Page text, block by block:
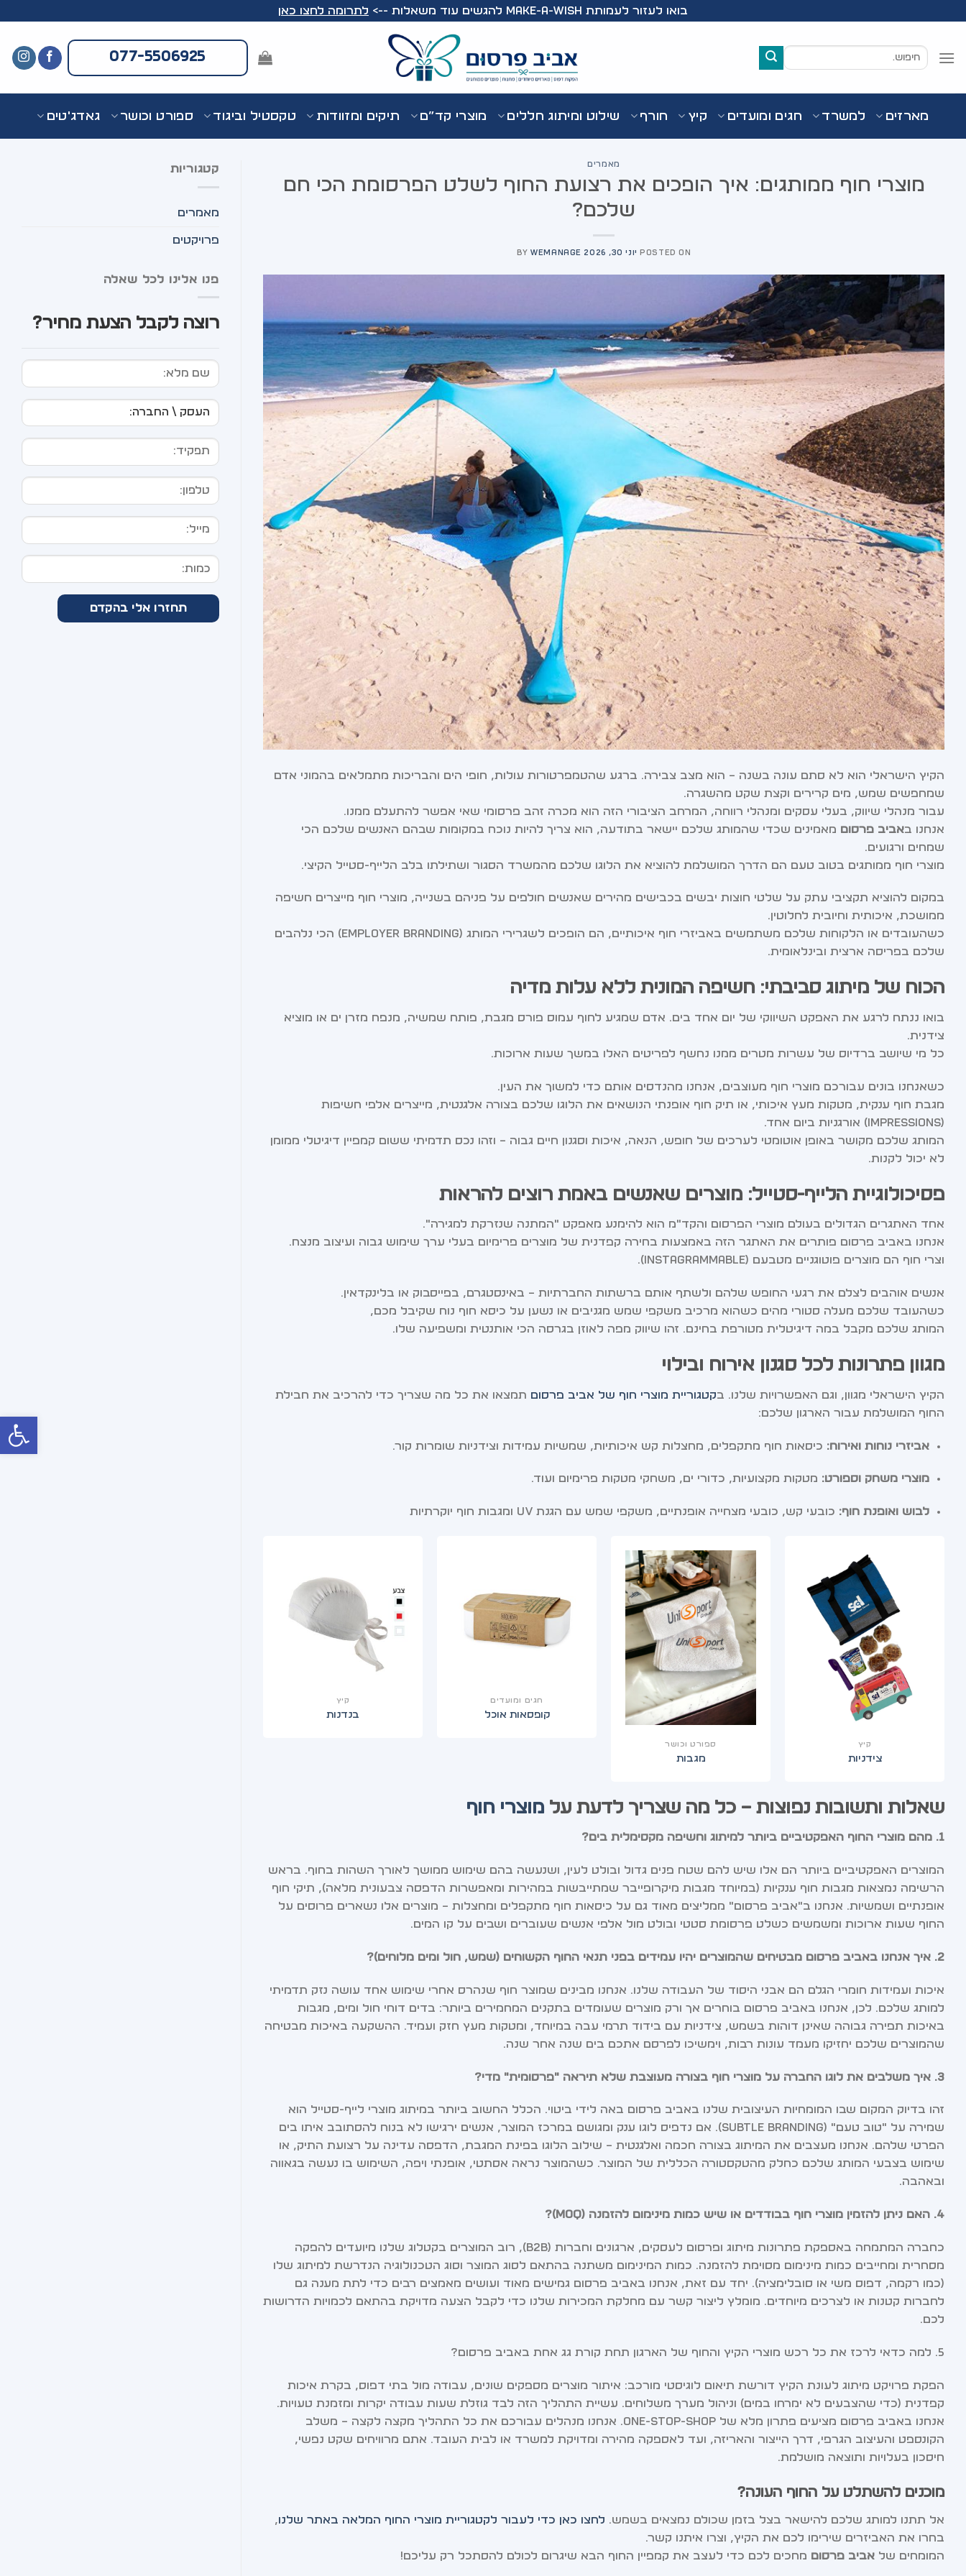
פתח
content
בואו לעזור לעמותת Make-A-Wish להגשים עוד משאלות --> לתרומה לחצו כאן
חיפוש
עבור:
077-5506925
מארזים למשרד חגים ומועדים קיץ חורף שילוט ומיתוג חללים מוצרי קד”ם תיקים ומזוודות טקסטיל וביגוד ספורט וכושר גאדג'טים
מאמרים
מוצרי חוף ממותגים: איך הופכים את רצועת החוף לשלט הפרסומת הכי חם
שלכם?
POSTED ON יוני 30, 2026 BYWEMANAGE
הקיץ הישראלי הוא לא סתם עונה בשנה – הוא מצב צבירה. ברגע שהטמפרטורות עולות, חופי הים והבריכות מתמלאים בהמוני אדם
שמחפשים שמש, מים קרירים וקצת שקט מהשגרה.
עבור מנהלי שיווק, בעלי עסקים ומנהלי רווחה, המרחב הציבורי הזה הוא מכרה זהב פרסומי שאי אפשר להתעלם ממנו.
אנחנו באביב פרסום מאמינים שכדי שהמותג שלכם יישאר בתודעה, הוא צריך להיות נוכח במקומות שבהם האנשים שלכם הכי
שמחים ורגועים.
מוצרי חוף ממותגים בטוב טעם הם הדרך המושלמת להוציא את הלוגו שלכם מהמשרד הסגור ושתילתו בלב הלייף-סטייל הקיצי.
במקום להוציא תקציבי עתק על שלטי חוצות יבשים בכבישים מהירים שאנשים חולפים על פניהם בשנייה, מוצרי חוף מייצרים חשיפה
ממושכת, איכותית וחיובית לחלוטין.
כשהעובדים או הלקוחות שלכם משתמשים באביזרי חוף איכותיים, הם הופכים לשגרירי המותג (Employer Branding) הכי נלהבים
שלכם בפריסה ארצית ובינלאומית.
הכוח של מיתוג סביבתי: חשיפה המונית ללא עלות מדיה
בואו ננתח לרגע את האפקט השיווקי של יום אחד בים. אדם שמגיע לחוף עמוס פורס מגבת, פותח שמשיה, מנפח מזרן ים או מוציא
צידנית.
כל מי שיושב ברדיוס של עשרות מטרים ממנו נחשף לפריטים האלו במשך שעות ארוכות.
כשאנחנו בונים עבורכם מוצרי חוף מעוצבים, אנחנו מהנדסים אותם כדי למשוך את העין.
מגבת חוף ענקית, מטקות מעץ איכותי, או תיק חוף אופנתי הנושאים את הלוגו שלכם בצורה אלגנטית, מייצרים אלפי חשיפות
(Impressions) אורגניות ביום אחד.
המותג שלכם מקושר באופן אוטומטי לערכים של חופש, הנאה, איכות וסגנון חיים גבוה – וזהו נכס תדמיתי ששום קמפיין דיגיטלי ממומן
לא יכול לקנות.
פסיכולוגיית הלייף-סטייל: מוצרים שאנשים באמת רוצים להראות
אחד האתגרים הגדולים בעולם מוצרי הפרסום והקד"מ הוא להימנע מאפקט "המתנה שנזרקת למגירה".
אנחנו באביב פרסום פותרים את האתגר הזה באמצעות בחירה קפדנית של מוצרים פרימיום בעלי ערך שימוש גבוה ועיצוב מנצח.
וצרי חוף הם מוצרים פוטוגניים מטבעם (Instagrammable).
אנשים אוהבים לצלם את רגעי החופש שלהם ולשתף אותם ברשתות החברתיות – באינסטגרם, בפייסבוק או בלינקדאין.
כשהעובד שלכם מעלה סטורי מהים כשהוא מרכיב משקפי שמש מגניבים או נשען על כיסא חוף נוח שקיבל מכם,
המותג שלכם מקבל במה דיגיטלית מטורפת בחינם. זהו שיווק מפה לאוזן בגרסה הכי אותנטית ומשפיעה שלו.
מגוון פתרונות לכל סגנון אירוח ובילוי
הקיץ הישראלי מגוון, וגם האפשרויות שלנו. בקטגוריית מוצרי חוף של אביב פרסום תמצאו את כל מה שצריך כדי להרכיב את חבילת
החוף המושלמת עבור הארגון שלכם:
אביזרי נוחות ואירוח: כיסאות חוף מתקפלים, מחצלות קש איכותיות, שמשיות עמידות וצידניות שומרות קור.
מוצרי משחק וספורט: מטקות מקצועיות, כדורי ים, משחקי מטקות פרימיום ועוד.
לבוש ואופנת חוף: כובעי קש, כובעי מצחייה אופנתיים, משקפי שמש עם הגנת UV ומגבות חוף יוקרתיות
קיץ
צידניות
ספורט וכושר
מגבות
חגים ומועדים
קופסאות אוכל
קיץ
בנדנות
שאלות ותשובות נפוצות – כל מה שצריך לדעת על מוצרי חוף
1. מהם מוצרי החוף האפקטיביים ביותר למיתוג וחשיפה מקסימלית בים?
המוצרים האפקטיביים ביותר הם אלו שיש להם שטח פנים גדול ובולט לעין, ושנעשה בהם שימוש ממושך לאורך השהות בחוף. בראש
הרשימה נמצאות מגבות חוף ענקיות (במיוחד מגבות מיקרופייבר שמתייבשות במהירות ומאפשרות הדפסה צבעונית מלאה), תיקי חוף
אופנתיים ושמשיות. אנחנו ב"אביב פרסום" ממליצים מאוד גם על כיסאות חוף מתקפלים ומחצלות – מוצרים אלו נשארים פרוסים על
החוף שעות ארוכות ומשמשים כשלט פרסומת סטטי ובולט מול אלפי אנשים שעוברים ושבים על קו המים.
2. איך אנחנו באביב פרסום מבטיחים שהמוצרים יהיו עמידים בפני תנאי החוף הקשוחים (שמש, חול ומים מלוחים)?
איכות ועמידות חומרי הגלם הם אבני היסוד של העבודה שלנו. אנחנו מבינים שמוצר חוף שנהרס אחרי שימוש אחד עושה נזק תדמיתי
למותג שלכם. לכן, אנחנו באביב פרסום בוחרים אך ורק מוצרים שעומדים בתקנים המחמירים ביותר: בדים דוחי חול ומים, מגבות
באיכות תפירה גבוהה שאינן דוהות בשמש, צידניות עם בידוד תרמי עבה במיוחד, ומטקות מעץ חזק ועמיד. ההשקעה באיכות מבטיחה
שהמוצרים שלכם יחזיקו מעמד עונות רבות, וימשיכו לפרסם אתכם בים שנה אחר שנה.
3. איך משלבים את לוגו החברה על מוצרי חוף בצורה מעוצבת שלא תיראה "פרסומית" מדי?
זהו בדיוק המקום שבו המומחיות העיצובית שלנו באביב פרסום באה לידי ביטוי. הכלל החשוב ביותר במיתוג מוצרי לייף-סטייל הוא
שמירה על "טוב טעם" (Subtle Branding). אם נדפיס לוגו ענק ומגושם במרכז המוצר, אנשים ירגישו לא בנוח להסתובב איתו בים
הפרטי שלהם. אנחנו מעצבים את המיתוג בצורה חכמה ואלגנטית – שילוב הלוגו בפינת המגבת, הדפסה עדינה על רצועת התיק, או
שימוש בצבעי המותג שלכם כחלק מהטקסטורה הכללית של המוצר. כשהמוצר נראה אסתטי, אופנתי ויפה, השימוש בו נעשה בגאווה
ובאהבה.
4. האם ניתן להזמין מוצרי חוף בבודדים או שיש כמות מינימום להזמנה (MOQ)?
כחברה המתמחה באספקת פתרונות מיתוג ופרסום לעסקים, ארגונים וחברות (B2B), רוב המוצרים בקטלוג שלנו מיועדים להפקה
מסחרית ומחייבים כמות מינימום מסוימת להזמנה. כמות המינימום משתנה בהתאם לסוג המוצר וסוג הטכנולוגיה הנדרשת למיתוג שלו
(כמו רקמה, דפוס משי או סובלימציה). יחד עם זאת, אנחנו באביב פרסום גמישים מאוד ועושים מאמצים רבים כדי לתת מענה גם
לחברות קטנות או לצרכים מיוחדים. מומלץ ליצור קשר עם מחלקת המכירות שלנו כדי לקבל הצעה מדויקת בהתאם לכמויות הדרושות
לכם.
5. למה כדאי לרכז את כל רכש מוצרי הקיץ והחוף של הארגון תחת קורת גג אחת באביב פרסום?
הפקת פרויקט מיתוג לעונת הקיץ דורשת תיאום לוגיסטי מורכב: איתור מוצרים מספקים שונים, עבודה מול בתי דפוס, בקרת איכות
קפדנית (כדי שהצבעים לא ימרחו במים) וניהול מערך משלוחים. עשיית התהליך הזה לבד גוזלת שעות עבודה יקרות ומזמנת טעויות.
אנחנו באביב פרסום מציעים פתרון מלא של One-Stop-Shop. אנחנו מנהלים עבורכם את כל התהליך מקצה לקצה – משלב
הקונספט והעיצוב הגרפי, דרך הייצור והאריזה, ועד לאספקה מהירה ומדויקת למשרד או לבית העובד. אתם מרוויחים שקט נפשי,
חיסכון בעלויות ותוצאה מושלמת.
מוכנים להשתלט על החוף העונה?
אל תתנו למותג שלכם להישאר בצל בזמן שכולם נמצאים בשמש. לחצו כאן כדי לעבור לקטגוריית מוצרי החוף המלאה באתר שלנו,
בחרו את האביזרים שירימו לכם את הקיץ, וצרו איתנו קשר.
המומחים של אביב פרסום מחכים לכם כדי לעצב את קמפיין החוף הבא שיגרום לכולם להסתכל רק עליכם!
קטגוריות
מאמרים
פרויקטים
פנו אלינו לכל שאלה
רוצה לקבל הצעת מחיר?